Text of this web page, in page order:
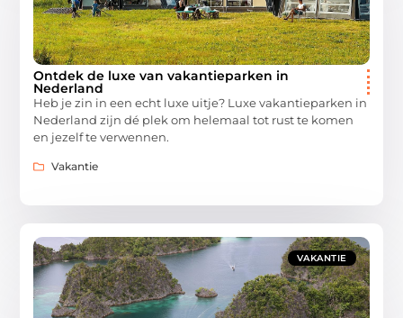
Ontdek de luxe van vakantieparken in
Nederland
Heb je zin in een echt luxe uitje? Luxe vakantieparken in
Nederland zijn dé plek om helemaal tot rust te komen
en jezelf te verwennen.
Vakantie
VAKANTIE